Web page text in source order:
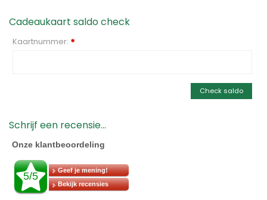
Cadeaukaart saldo check
Kaartnummer: *
Check saldo
Schrijf een recensie...